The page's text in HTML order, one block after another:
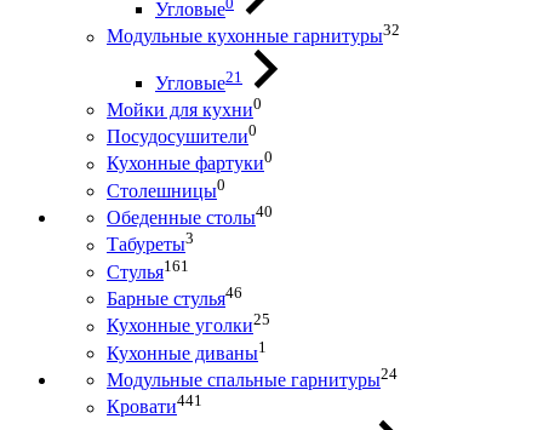
Угловые
Модульные кухонные гарнитуры32
Угловые21
Мойки для кухни0
Посудосушители0
Кухонные фартуки0
Столешницы0
Обеденные столы40
Табуреты3
Стулья161
Барные стулья46
Кухонные уголки25
Кухонные диваны1
Модульные спальные гарнитуры24
Кровати441